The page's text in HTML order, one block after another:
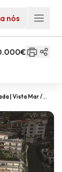
nós
| Vista Mar /